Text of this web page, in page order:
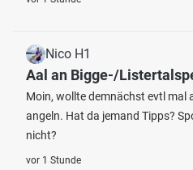
Nico H1
Aal an Bigge-/
Moin, wollte demnächst evtl mal
angeln. Hat da jemand Tipps?
nicht?
vor 1 Stunde